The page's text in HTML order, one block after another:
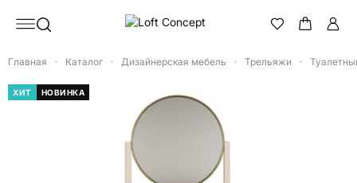
Главная Каталог Дизайнерская мебель Трельяжи
ХИТ НОВИНКА